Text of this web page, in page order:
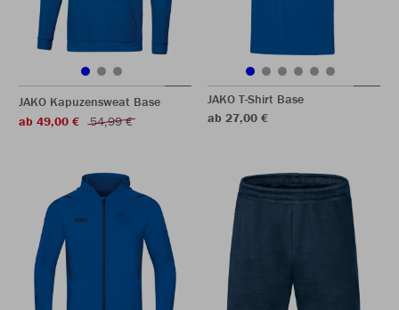
JAKO Kapuzensweat Base
ab 49,00 €
54,99 €
JAKO T-Shirt Base
ab 27,00 €